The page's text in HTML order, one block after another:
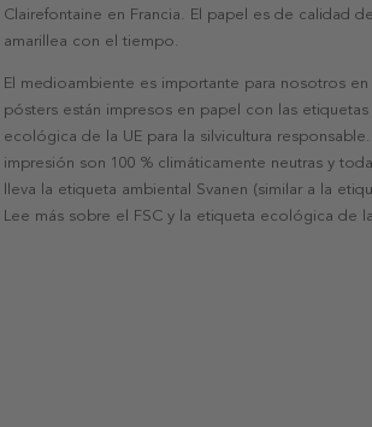
Clairefontaine en Francia. El papel es de calidad
amarillea con el tiempo.
El medioambiente es importante para nosotros
pósters están impresos en papel con las
ecológica de la UE para la silvicultura
impresión son 100 % climáticamente neutras y
lleva la etiqueta ambiental Svanen (similar a la
Lee más sobre el FSC y la etiqueta ecológica de